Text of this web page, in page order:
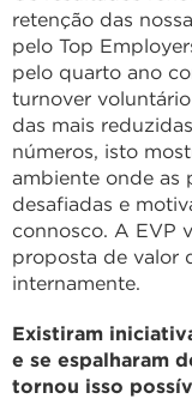
retenção das
pelo Top
pelo quarto ano
turnover
das mais
números, isto
ambiente onde as
desafiadas e
connosco. A EVP
proposta de valor
internamente.
Existiram
e se espalharam
tornou isso